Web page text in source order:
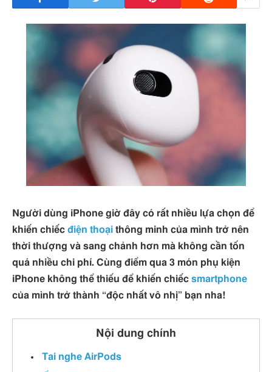
Người dùng iPhone giờ đây có rất nhiều lựa chọn để
khiến chiếc điện thoại thông minh của mình trở nên
thời thượng và sang chảnh hơn mà không cần tốn
quá nhiều chi phí. Cùng điểm qua 3 món phụ kiện
iPhone không thể thiếu để khiến chiếc smartphone
của mình trở thành “độc nhất vô nhị” bạn nha!
Nội dung chính
Tai nghe AirPods